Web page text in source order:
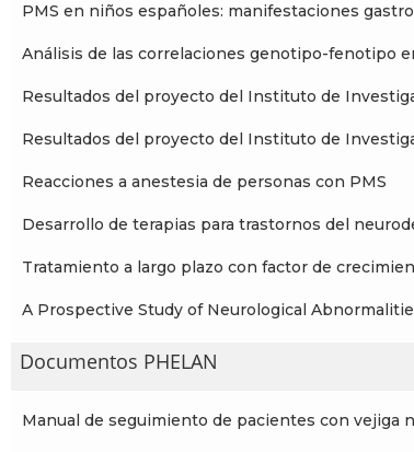
PMS en niños españoles: manifestaciones
Análisis de las correlaciones genotipo-fenotipo
Resultados del proyecto del Instituto de
Resultados del proyecto del Instituto de
Reacciones a anestesia de personas con PMS
Desarrollo de terapias para trastornos del
Tratamiento a largo plazo con factor de
A Prospective Study of Neurological
Documentos PHELAN
Manual de seguimiento de pacientes con vejiga